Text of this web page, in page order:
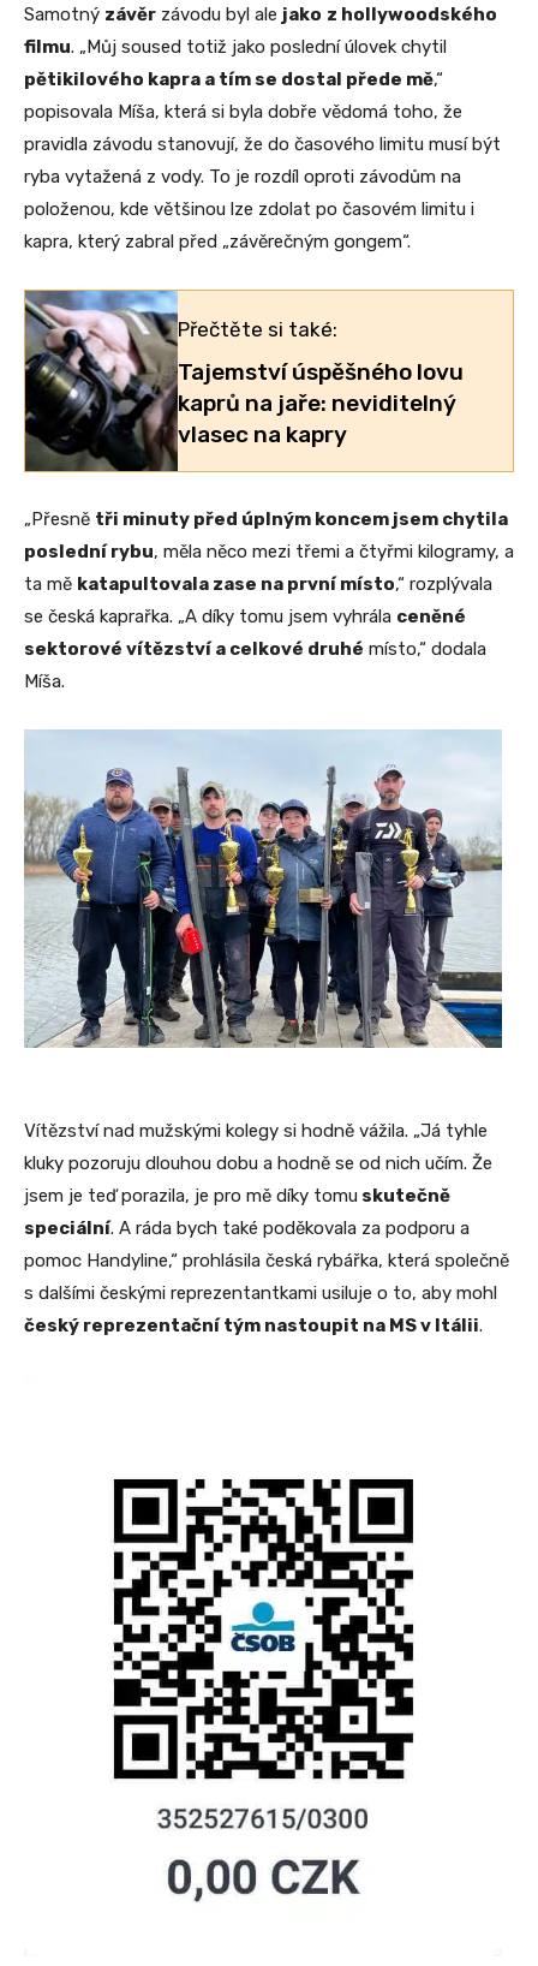
Samotný závěr závodu byl ale jako z hollywoodského
filmu. „Můj soused totiž jako poslední úlovek chytil
pětikilového kapra a tím se dostal přede mě,“
popisovala Míša, která si byla dobře vědomá toho, že
pravidla závodu stanovují, že do časového limitu musí být
ryba vytažená z vody. To je rozdíl oproti závodům na
položenou, kde většinou lze zdolat po časovém limitu i
kapra, který zabral před „závěrečným gongem“.
Přečtěte si také:
Tajemství úspěšného lovu
kaprů na jaře: neviditelný
vlasec na kapry
„Přesně tři minuty před úplným koncem jsem chytila
poslední rybu, měla něco mezi třemi a čtyřmi kilogramy, a
ta mě katapultovala zase na první místo,“ rozplývala
se česká kaprařka. „A díky tomu jsem vyhrála ceněné
sektorové vítězství a celkové druhé místo,“ dodala
Míša.
Vítězství nad mužskými kolegy si hodně vážila. „Já tyhle
kluky pozoruju dlouhou dobu a hodně se od nich učím. Že
jsem je teď porazila, je pro mě díky tomu skutečně
speciální. A ráda bych také poděkovala za podporu a
pomoc Handyline,“ prohlásila česká rybářka, která společně
s dalšími českými reprezentantkami usiluje o to, aby mohl
český reprezentační tým nastoupit na MS v Itálii.